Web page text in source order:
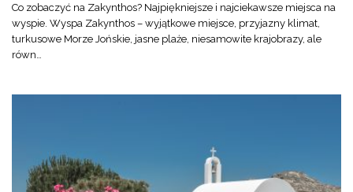
Co zobaczyć na Zakynthos? Najpiękniejsze i najciekawsze miejsca na
wyspie. Wyspa Zakynthos – wyjątkowe miejsce, przyjazny klimat,
turkusowe Morze Jońskie, jasne plaże, niesamowite krajobrazy, ale
równ…